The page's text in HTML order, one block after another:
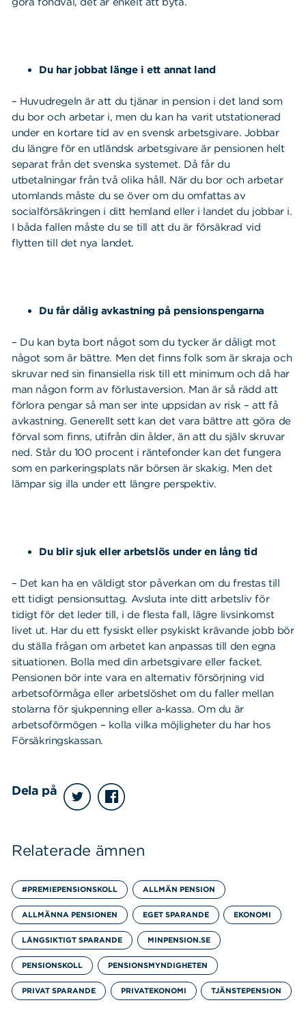
Du har jobbat länge i ett annat land
– Huvudregeln är att du tjänar in pension i det land som
du bor och arbetar i, men du kan ha varit utstationerad
under en kortare tid av en svensk arbetsgivare. Jobbar
du längre för en utländsk arbetsgivare är pensionen helt
separat från det svenska systemet. Då får du
utbetalningar från två olika håll. När du bor och arbetar
utomlands måste du se över om du omfattas av
socialförsäkringen i ditt hemland eller i landet du jobbar i.
I båda fallen måste du se till att du är försäkrad vid
flytten till det nya landet.
Du får dålig avkastning på pensionspengarna
– Du kan byta bort något som du tycker är dåligt mot
något som är bättre. Men det finns folk som är skraja och
skruvar ned sin finansiella risk till ett minimum och då har
man någon form av förlustaversion. Man är så rädd att
förlora pengar så man ser inte uppsidan av risk – att få
avkastning. Generellt sett kan det vara bättre att göra de
förval som finns, utifrån din ålder, än att du själv skruvar
ned. Står du 100 procent i räntefonder kan det fungera
som en parkeringsplats när börsen är skakig. Men det
lämpar sig illa under ett längre perspektiv.
Du blir sjuk eller arbetslös under en lång tid
– Det kan ha en väldigt stor påverkan om du frestas till
ett tidigt pensionsuttag. Avsluta inte ditt arbetsliv för
tidigt för det leder till, i de flesta fall, lägre livsinkomst
livet ut. Har du ett fysiskt eller psykiskt krävande jobb bör
du ställa frågan om arbetet kan anpassas till den egna
situationen. Bolla med din arbetsgivare eller facket.
Pensionen bör inte vara en alternativ försörjning vid
arbetsoförmåga eller arbetslöshet om du faller mellan
stolarna för sjukpenning eller a-kassa. Om du är
arbetsoförmögen – kolla vilka möjligheter du har hos
Försäkringskassan.
Dela på
Relaterade ämnen
#PREMIEPENSIONSKOLL ALLMÄN PENSION
ALLMÄNNA PENSIONEN EGET SPARANDE EKONOMI
LÅNGSIKTIGT SPARANDE MINPENSION.SE
PENSIONSKOLL PENSIONSMYNDIGHETEN
PRIVAT SPARANDE PRIVATEKONOMI TJÄNSTEPENSION
Sök på sidan:Sök